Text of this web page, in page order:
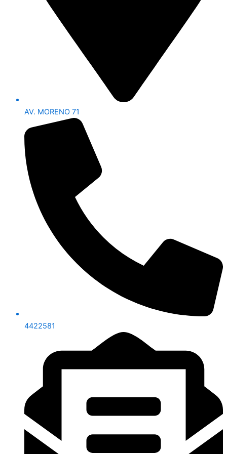
AV. MORENO 71
4422581